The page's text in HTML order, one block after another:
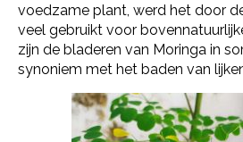
voedzame plant, werd het door
veel gebruikt voor
zijn de bladeren van Moringa in
synoniem met het baden van